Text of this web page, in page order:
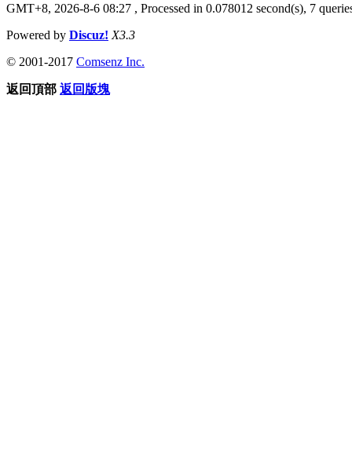
GMT+8, 2026-8-6 08:27 , Processed in 0.078012 second(s), 7
Powered by Discuz! X3.3
© 2001-2017 Comsenz Inc.
返回頂部 返回版塊